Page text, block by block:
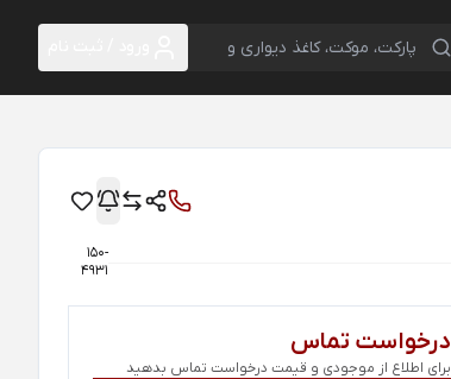
150-
4931
درخواست تماس
برای اطلاع از موجودی و قیمت درخواست تماس بدهید